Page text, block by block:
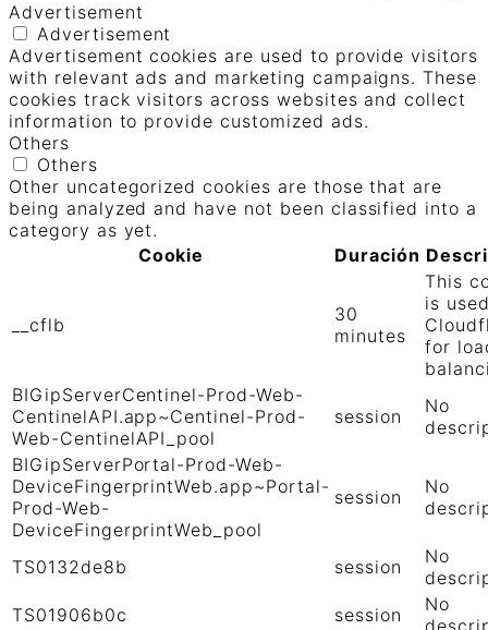
Advertisement
Advertisement
Advertisement cookies are used to provide visitors
with relevant ads and marketing campaigns. These
cookies track visitors across websites and collect
information to provide customized ads.
Others
Others
Other uncategorized cookies are those that are
being analyzed and have not been classified into a
category as yet.
Cookie
Duración
__cflb
30
minutes
This
is
for
BIGipServerCentinel-Prod-Web-
CentinelAPI.app~Centinel-Prod-
Web-CentinelAPI_pool
session
No
BIGipServerPortal-Prod-Web-
DeviceFingerprintWeb.app~Portal-
Prod-Web-
DeviceFingerprintWeb_pool
session
No
TS0132de8b session
No
TS01906b0c
session
No